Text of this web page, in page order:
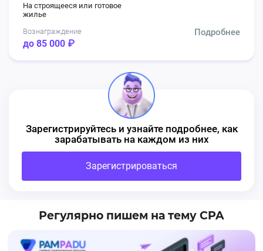
На строящееся или готовое
жилье
Вознаграждение
до 85 000 ₽
Подробнее
Зарегистрируйтесь и узнайте подробнее, как
зарабатывать на каждом из них
Зарегистрироваться
Регулярно пишем на тему CPA